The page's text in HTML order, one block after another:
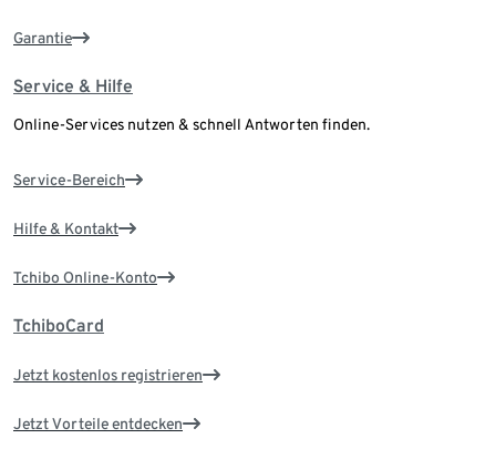
Garantie
Service & Hilfe
Online-Services nutzen & schnell Antworten finden.
Service-Bereich
Hilfe & Kontakt
Tchibo Online-Konto
TchiboCard
Jetzt kostenlos registrieren
Jetzt Vorteile entdecken